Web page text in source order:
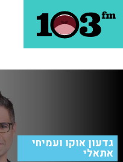
גדעון אוקו ועמיחי
אתאלי